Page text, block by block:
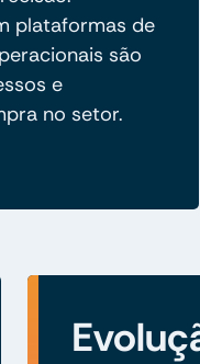
plataformas de
são
e
no setor.